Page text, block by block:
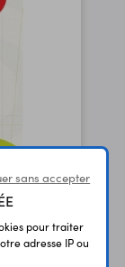
sans accepter
pour traiter
adresse IP ou